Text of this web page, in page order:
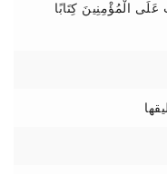
الْمُؤْمِنِينَ كِتَابًا